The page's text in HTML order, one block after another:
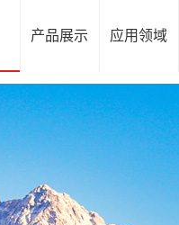
产品展示 应用领域